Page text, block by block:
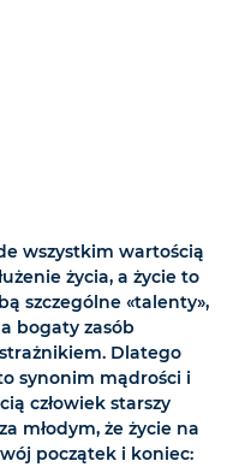
wszystkim wartością
życia, a życie to
szczególne «talenty»,
bogaty zasób
Dlatego
synonim mądrości i
człowiek starszy
młodym, że życie na
początek i koniec: